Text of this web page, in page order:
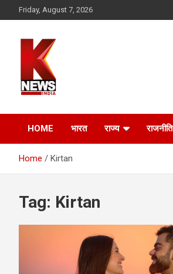
to
Friday, August 7, 2026
HOME भारत राज्य राजनीति
Home Kirtan
Tag: Kirtan